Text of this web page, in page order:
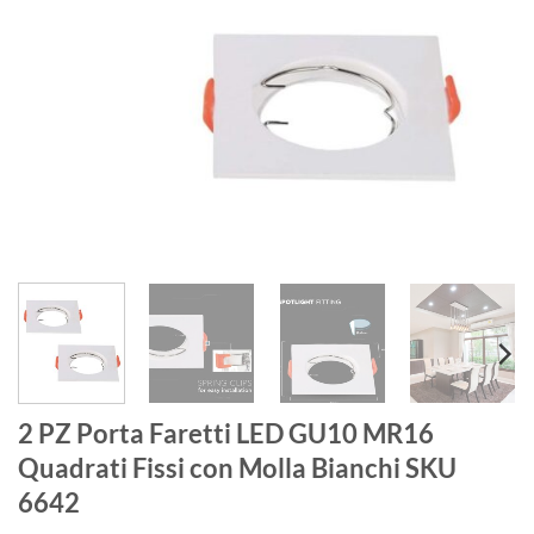
2 PZ Porta Faretti LED GU10 MR16
Quadrati Fissi con Molla Bianchi SKU
6642